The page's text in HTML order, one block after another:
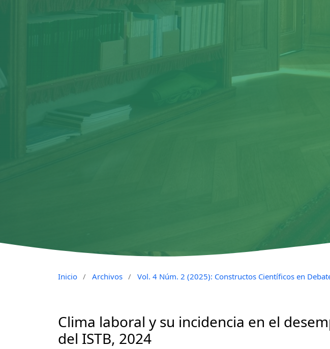
Inicio / Archivos / Vol. 4 Núm. 2 (2025): Constructos Científicos en
Clima laboral y su incidencia en el
del ISTB, 2024